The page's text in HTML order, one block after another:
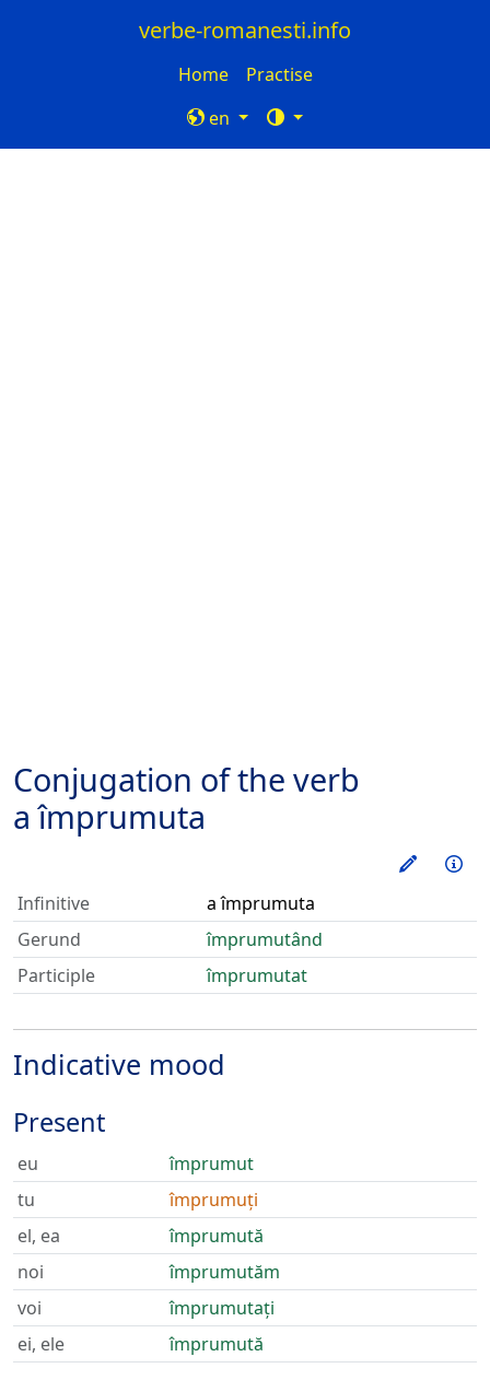
verbe-romanesti.info
Home
Practise
en
Conjugation of the verb
a împrumuta
Train
Infinitive
a împrumuta
Gerund
împrumutând
Participle
împrumutat
Indicative mood
Present
eu
împrumut
tu
împrumuți
el, ea
împrumută
noi
împrumutăm
voi
împrumutați
ei, ele
împrumută